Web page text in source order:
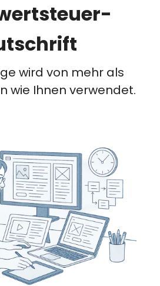
wird von mehr als
wie Ihnen verwendet.